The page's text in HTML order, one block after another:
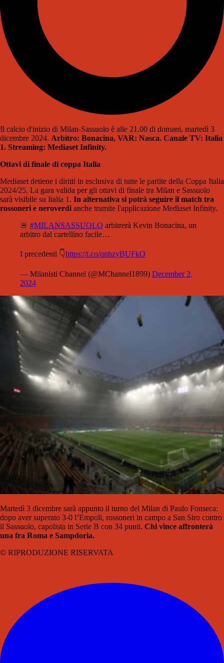
Il calcio d'inizio di Milan-Sassuolo è alle 21.00 di domani, martedì 3
dicembre 2024. Arbitro: Bonacina, VAR: Nasca. Canale TV: Italia
1. Streaming: Mediaset Infinity.
Ottavi di finale di coppa Italia
Mediaset detiene i diritti in esclusiva di tutte le partite della Coppa Italia
2024/25. La gara valida per gli ottavi di finale tra Milan e Sassuolo
sarà visibile su Italia 1. In alternativa si potrà seguire il match tra
rossoneri e neroverdianche tramite l'applicazione Mediaset Infinity.
🚨 #MILANSASSUOLO arbitrerà Kevin Bonacina, un
arbitro dal cartellino facile…
I precedenti 👇https://t.co/qnhzyBUFkO
— Milanisti Channel (@MChannel1899) December 2,
2024
Martedì 3 dicembre sarà appunto il turno del Milan di Paulo Fonseca:
dopo aver superato 3-0 l’Empoli, rossoneri in campo a San Siro contro
il Sassuolo, capolista in Serie B con 34 punti. Chi vince affronterà
una fra Roma e Sampdoria.
© RIPRODUZIONE RISERVATA